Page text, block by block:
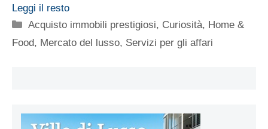
Leggi il resto
Categorie
Acquisto immobili prestigiosi, Curiosità, Home &
Food, Mercato del lusso, Servizi per gli affari